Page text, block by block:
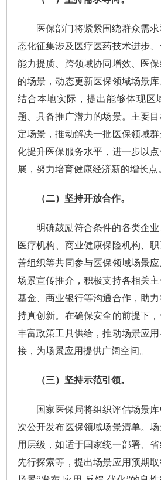
医保部门将紧紧围绕群众需
态化征集涉及医疗医药技术进步
能力提质、跨领域协同增效、医
的场景，动态更新医保领域场景
结合本地实际，提出能够体现区
题、具备推广潜力的场景。主要
定场景，推动解决一批医保领域
化提升医保服务水平，进一步以
展，努力培育健康经济新的增长点
（二）坚持开放合作。
明确鼓励符合条件的各类企业
医疗机构、商业健康保险机构、
善组织等共同参与医保领域场景
场景宣传推介，积极支持各相关
基金、商业银行等沟通合作，助
持真创新。在确保安全的前提下，
丰富政策工具供给，推动场景应
接，为场景应用提供广阔空间。
（三）坚持示范引领。
国家医保局将组织评估场景
次公开发布医保领域场景清单。
用层级，如适于国家统一部署、
先行探索等，提出场景应用预期